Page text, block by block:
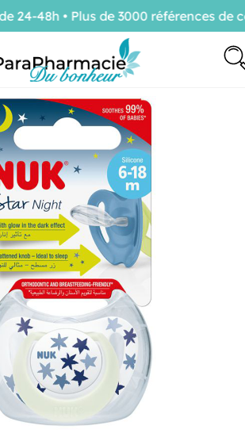
agrandir
48h • Plus de 3000 références de